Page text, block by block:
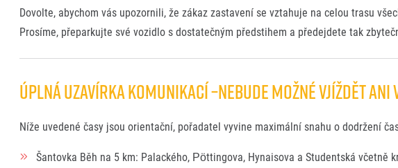
Dovolte, abychom vás upozornili, že zákaz zastavení se vztahuje na celou trasu
Prosíme, přeparkujte své vozidlo s dostatečným předstihem a předejdete tak
ÚPLNÁ UZAVÍRKA KOMUNIKACÍ –NEBUDE MOŽNÉ VJÍŽDĚT ANI
Níže uvedené časy jsou orientační, pořadatel vyvine maximální snahu o dodržení
Šantovka Běh na 5 km: Palackého, Pöttingova, Hynaisova a Studentská včetně